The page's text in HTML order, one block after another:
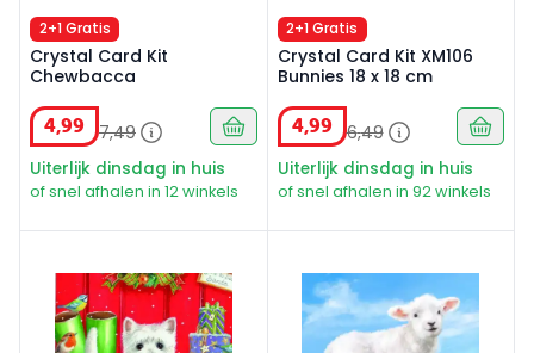
2+1 Gratis
Crystal Card Kit
Chewbacca
4,99 7,49
Uiterlijk dinsdag in huis
of snel afhalen in 12 winkels
2+1 Gratis
Crystal Card Kit XM106
Bunnies 18 x 18 cm
4,99 6,49
Uiterlijk dinsdag in huis
of snel afhalen in 92 winkels